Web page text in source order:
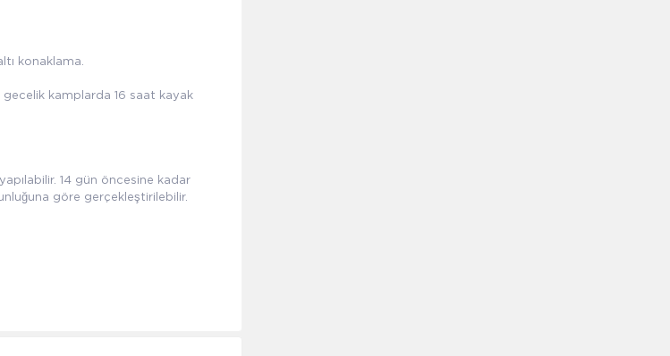
konaklama.
kamplarda 16 saat kayak
14 gün öncesine kadar
göre gerçekleştirilebilir.